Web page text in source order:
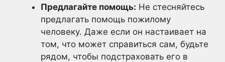
Предлагайте помощь: Не стесняйтесь
предлагать помощь пожилому
человеку. Даже если он настаивает на
том, что может справиться сам, будьте
рядом, чтобы подстраховать его в